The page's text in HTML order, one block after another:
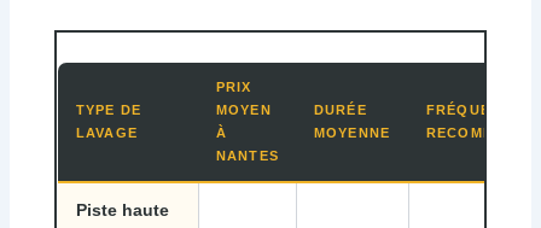
TYPE DE
LAVAGE
PRIX
MOYEN
À
NANTES
DURÉE
MOYENNE
FRÉQUENCE
Piste haute